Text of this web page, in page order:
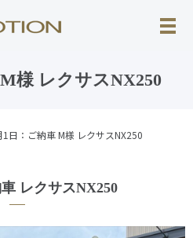
様 レクサスNX250
1日：ご納車 M様 レクサスNX250
レクサスNX250